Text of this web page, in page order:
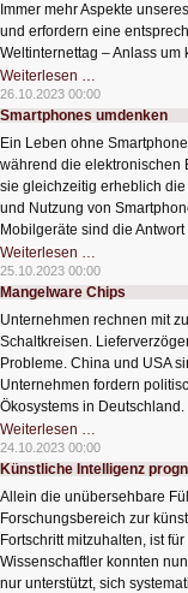
Immer mehr Aspekte
und erfordern eine
Weltinternettag – Anlass
Weiterlesen …
2023
26.10.2023 00:00
Smartphones umdenken
Ein Leben ohne
während die elektronischen
sie gleichzeitig erheblich
und Nutzung von
Mobilgeräte sind die
Weiterlesen …
umdenken
25.10.2023 00:00
Mangelware Chips
Unternehmen rechnen mit
Schaltkreisen.
Probleme. China und USA
Unternehmen fordern
Ökosystems in Deutschland.
Weiterlesen …
Chips
24.10.2023 00:00
Künstliche Intelligenz
Allein die unübersehbare
Forschungsbereich zur
Fortschritt mitzuhalten, ist
Wissenschaftler konnten
nur unterstützt, sich